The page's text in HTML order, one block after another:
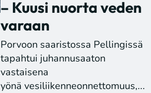
– Kuusi nuorta veden
varaan
Porvoon saaristossa Pellingissä
tapahtui juhannusaaton
vastaisena
yönä vesiliikenneonnettomuus,...